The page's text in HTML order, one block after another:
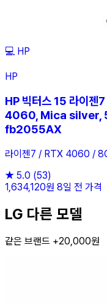
💻 HP
HP
HP 빅터스 15 라이
4060, Mica silver,
fb2055AX
라이젠7 / RTX 4060 /
★ 5.0 (53)
1,634,120원 8일 전 가격
LG 다른 모델
같은 브랜드 +20,000원